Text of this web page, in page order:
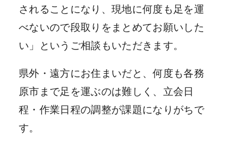
されることになり、現地に何度も足を運
べないので段取りをまとめてお願いした
い」というご相談もいただきます。
県外・遠方にお住まいだと、何度も各務
原市まで足を運ぶのは難しく、立会日
程・作業日程の調整が課題になりがちで
す。